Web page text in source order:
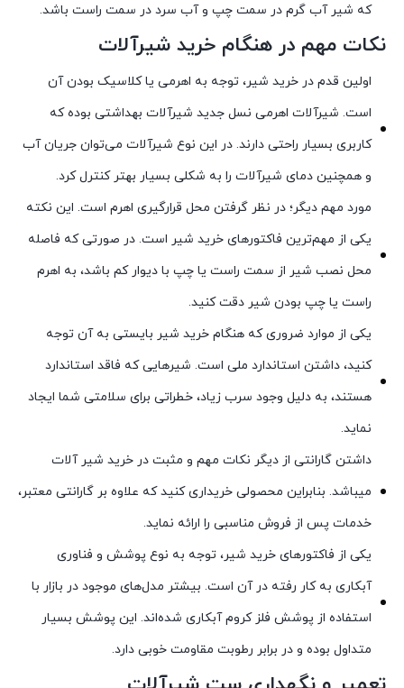
که شیر آب گرم در سمت چپ و آب سرد در سمت راست باشد.
نکات مهم در هنگام خرید شیرآلات
اولین قدم در خرید شیر، توجه به اهرمی یا کلاسیک بودن آن
است. شیرآلات اهرمی نسل جدید شیرآلات بهداشتی بوده که
کاربری بسیار راحتی دارند. در این نوع شیرآلات می‌توان جریان آب
و همچنین دمای شیرآلات را به شکلی بسیار بهتر کنترل کرد.
مورد مهم دیگر؛ در نظر گرفتن محل قرارگیری اهرم است. این نکته
یکی از مهم‌ترین فاکتورهای خرید شیر است. در صورتی که فاصله
محل نصب شیر از سمت راست یا چپ با دیوار کم باشد، به اهرم
راست یا چپ بودن شیر دقت کنید.
یکی از موارد ضروری که هنگام خرید شیر بایستی به آن توجه
کنید، داشتن استاندارد ملی است. شیرهایی که فاقد استاندارد
هستند، به دلیل وجود سرب زیاد، خطراتی برای سلامتی شما ایجاد
نماید.
داشتن گارانتی از دیگر نکات مهم و مثبت در خرید شیر آلات
میباشد. بنابراین محصولی خریداری کنید که علاوه بر گارانتی معتبر،
خدمات پس از فروش مناسبی را ارائه نماید.
یکی از فاکتورهای خرید شیر، توجه به نوع پوشش و فناوری
آبکاری به کار رفته در آن است. بیشتر مدل‌های موجود در بازار با
استفاده از پوشش فلز کروم آبکاری شده‌اند. این پوشش بسیار
متداول بوده و در برابر رطوبت مقاومت خوبی دارد.